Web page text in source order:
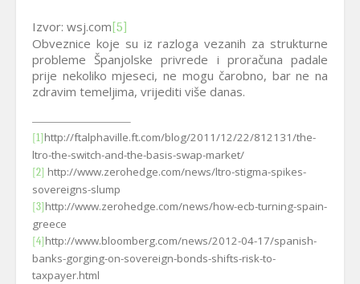
Izvor: wsj.com [5]
Obveznice koje su iz razloga vezanih za strukturne
probleme Španjolske privrede i proračuna padale
prije nekoliko mjeseci, ne mogu čarobno, bar ne na
zdravim temeljima, vrijediti više danas.
[1] http://ftalphaville.ft.com/blog/2011/12/22/812131/the-
ltro-the-switch-and-the-basis-swap-market/
[2] http://www.zerohedge.com/news/ltro-stigma-spikes-
sovereigns-slump
[3] http://www.zerohedge.com/news/how-ecb-turning-spain-
greece
[4] http://www.bloomberg.com/news/2012-04-17/spanish-
banks-gorging-on-sovereign-bonds-shifts-risk-to-
taxpayer.html